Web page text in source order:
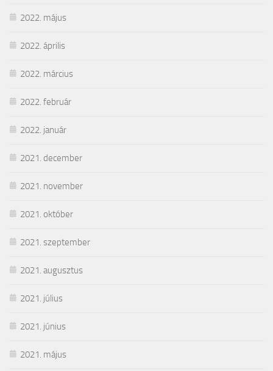
2022. május
2022. április
2022. március
2022. február
2022. január
2021. december
2021. november
2021. október
2021. szeptember
2021. augusztus
2021. július
2021. június
2021. május